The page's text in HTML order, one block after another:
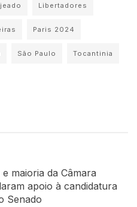
Libertadores
Paris 2024
São Paulo Tocantinia
maioria da Câmara
apoio à candidatura
Senado